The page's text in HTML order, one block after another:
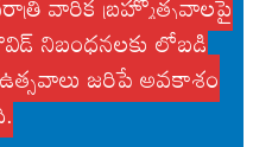
నిబంధనలకు లోబడి
జరిపే అవకాశం